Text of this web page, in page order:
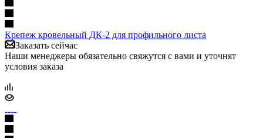
Крепеж кровельный ДК-2 для профильного листа
Заказать сейчас
Наши менеджеры обязательно свяжутся с вами и уточнят
условия заказа